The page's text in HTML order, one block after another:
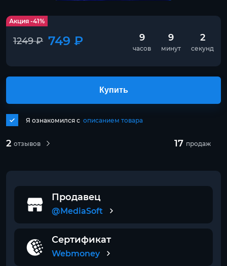
Акция -41%
1249 ₽ 749 ₽ 9
часов
9
минут
1
секунд
2 отзывов 17 продаж
Я ознакомился с описанием товара
Купить
Продавец
@MediaSoft
Сертификат
Webmoney